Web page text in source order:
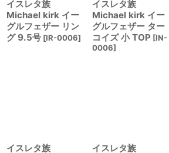
イスレタ族
Michael kirk イー
グルフェザー リン
グ 9.5号 [IR-0006]
イスレタ族
Michael kirk イー
グルフェザー ター
コイズ 小 TOP [IN-
0006]
イスレタ族
イスレタ族